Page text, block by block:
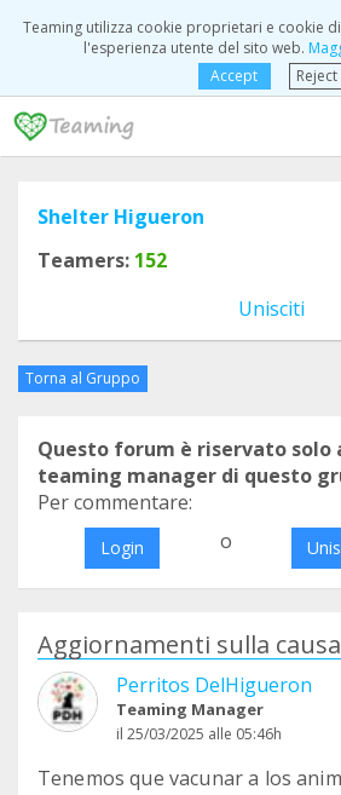
Teaming utilizza cookie proprietari e cookie
l'esperienza utente del sito web.
Accept
Reject
Shelter Higueron
Teamers: 152
Unisciti
Torna al Gruppo
Questo forum è riservato solo
teaming manager di questo
Per commentare:
Login o
Aggiornamenti sulla causa
Perritos DelHigueron
Teaming Manager
il 25/03/2025 alle 05:46h
Tenemos que vacunar a los